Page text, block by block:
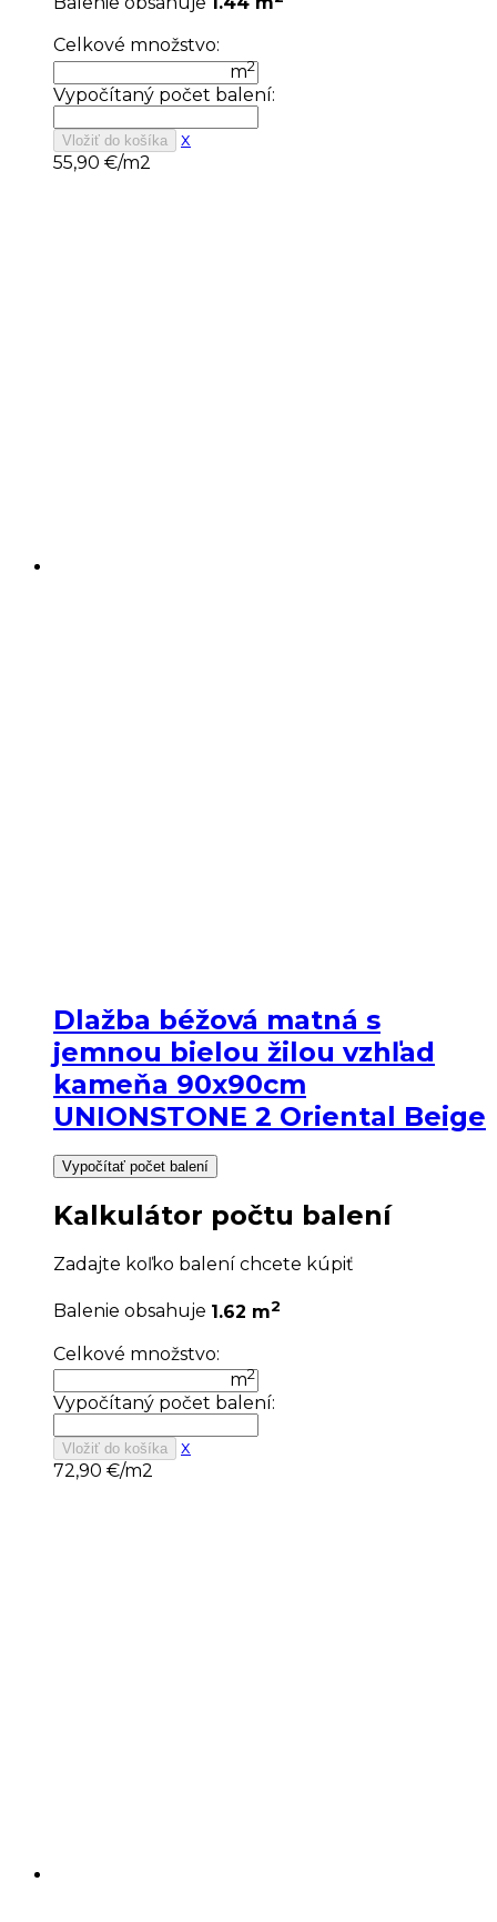
Celkové množstvo:
m2
Vypočítaný počet balení:
Vložiť do košíka
x
55,90 €/m2
Dlažba béžová matná s
jemnou bielou žilou vzhľad
kameňa 90x90cm
UNIONSTONE 2 Oriental Beige
Vypočítať počet balení
Kalkulátor počtu balení
Zadajte koľko balení chcete kúpiť
Balenie obsahuje 1.62 m2
Celkové množstvo:
m2
Vypočítaný počet balení:
Vložiť do košíka
x
72,90 €/m2